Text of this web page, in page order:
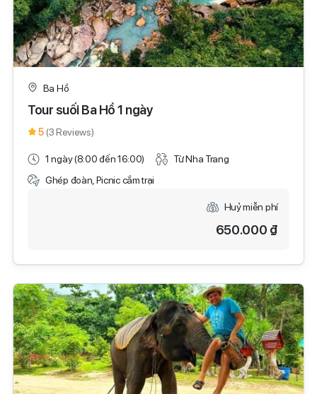
Ba Hồ
Tour suối Ba Hồ 1 ngày
5 (3 Reviews)
1 ngày (8:00 đến 16:00)
Từ Nha Trang
Ghép đoàn, Picnic cắm trại
Huỷ miễn phí
650.000 ₫